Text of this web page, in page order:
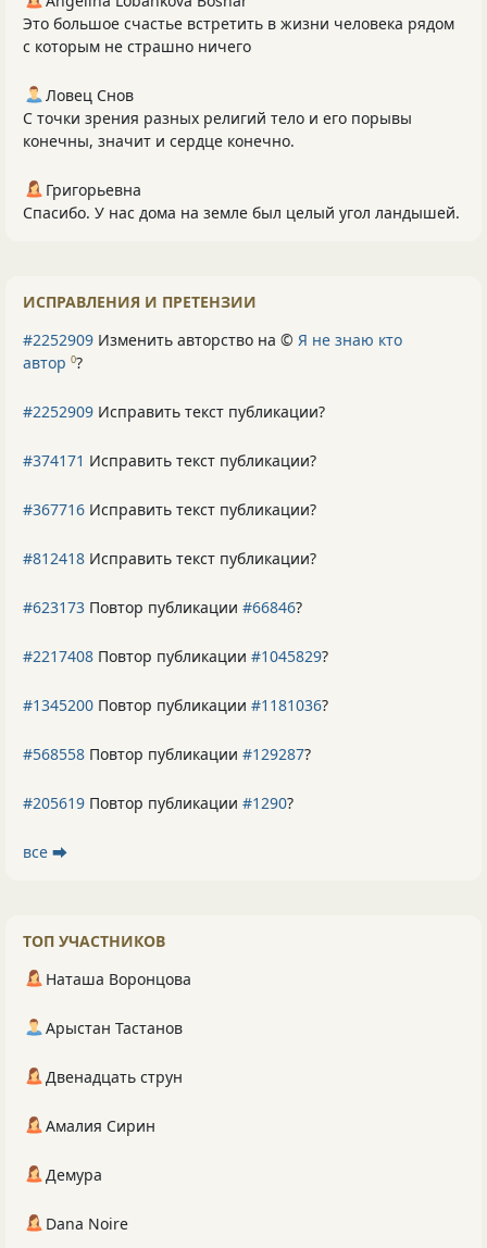
Это большое счастье встретить в жизни человека рядом
с которым не страшно ничего
Ловец Снов
С точки зрения разных религий тело и его порывы
конечны, значит и сердце конечно.
Григорьевна
Спасибо. У нас дома на земле был целый угол ландышей.
ИСПРАВЛЕНИЯ И ПРЕТЕНЗИИ
#2252909 Изменить авторство на © Я не знаю кто
автор 0?
#2252909 Исправить текст публикации?
#374171 Исправить текст публикации?
#367716 Исправить текст публикации?
#812418 Исправить текст публикации?
#623173 Повтор публикации #66846?
#2217408 Повтор публикации #1045829?
#1345200 Повтор публикации #1181036?
#568558 Повтор публикации #129287?
#205619 Повтор публикации #1290?
все ⮕
ТОП УЧАСТНИКОВ
Наташа Воронцова
Арыстан Тастанов
Двенадцать струн
Амалия Сирин
Демура
Dana Noire